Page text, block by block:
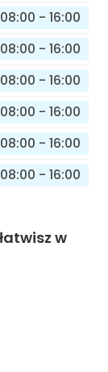
08:00 - 16:00
08:00 - 16:00
08:00 - 16:00
08:00 - 16:00
08:00 - 16:00
08:00 - 16:00
w